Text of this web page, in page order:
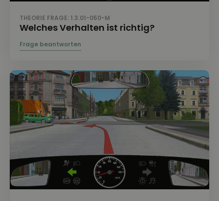
THEORIE FRAGE: 1.3.01-050-M
Welches Verhalten ist richtig?